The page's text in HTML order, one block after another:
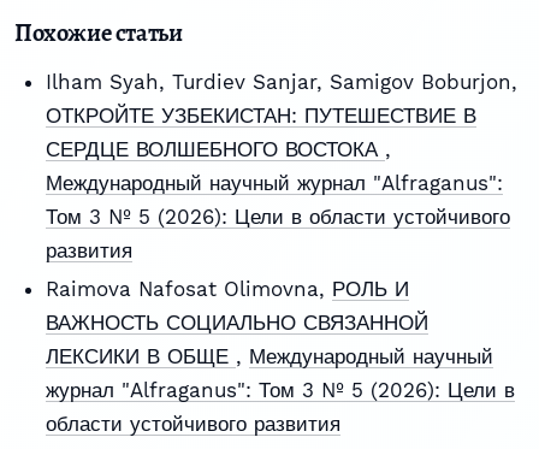
Похожие статьи
Ilham Syah, Turdiev Sanjar, Samigov Boburjon,
ОТКРОЙТЕ УЗБЕКИСТАН: ПУТЕШЕСТВИЕ В
СЕРДЦЕ ВОЛШЕБНОГО ВОСТОКА ,
Международный научный журнал "Alfraganus":
Том 3 № 5 (2026): Цели в области устойчивого
развития
Raimova Nafosat Olimovna, РОЛЬ И
ВАЖНОСТЬ СОЦИАЛЬНО СВЯЗАННОЙ
ЛЕКСИКИ В ОБЩЕ , Международный научный
журнал "Alfraganus": Том 3 № 5 (2026): Цели в
области устойчивого развития